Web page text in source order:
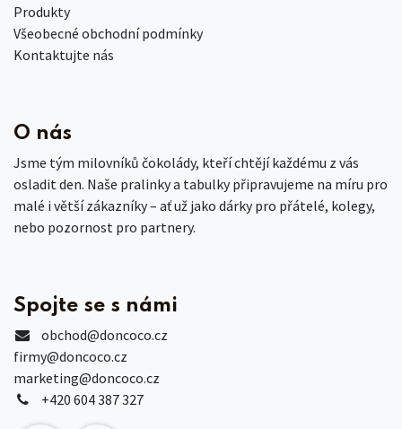
Produkty
Všeobecné obchodní podmínky
Kontaktujte nás
O nás
Jsme tým milovníků čokolády, kteří chtějí každému z vás
osladit den. Naše pralinky a tabulky připravujeme na míru pro
malé i větší zákazníky – ať už jako dárky pro přátelé, kolegy,
nebo pozornost pro partnery.
Spojte se s námi
obchod@doncoco.cz
firmy@doncoco.cz
marketing@doncoco.cz
+420 604 387 327